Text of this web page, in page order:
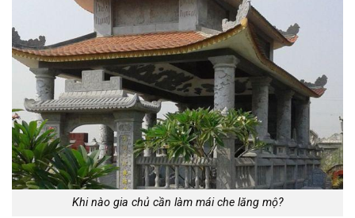
Khi nào gia chủ cần làm mái che lăng mộ?